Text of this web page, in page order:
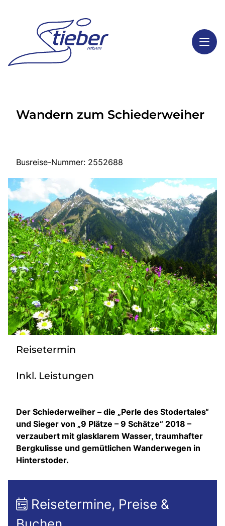
Highlights
Start
Busreisen
Bus mieten
Gutscheine
Kontakt
Wandern zum Schiederweiher
Busreise-Nummer: 2552688
Reisetermin
Inkl. Leistungen
Der Schiederweiher – die „Perle des Stodertales“
und Sieger von „9 Plätze – 9 Schätze“ 2018 –
verzaubert mit glasklarem Wasser, traumhafter
Bergkulisse und gemütlichen Wanderwegen in
Hinterstoder.
Reisetermine, Preise &